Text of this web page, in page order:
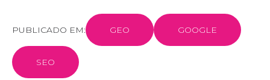
PUBLICADO EM: GEO GOOGLE
SEO